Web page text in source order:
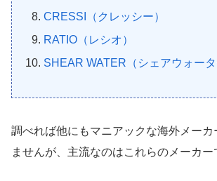
CRESSI（クレッシー）
RATIO（レシオ）
SHEAR WATER（シェアウォータ
調べれば他にもマニアックな海外メー
ませんが、主流なのはこれらのメーカー